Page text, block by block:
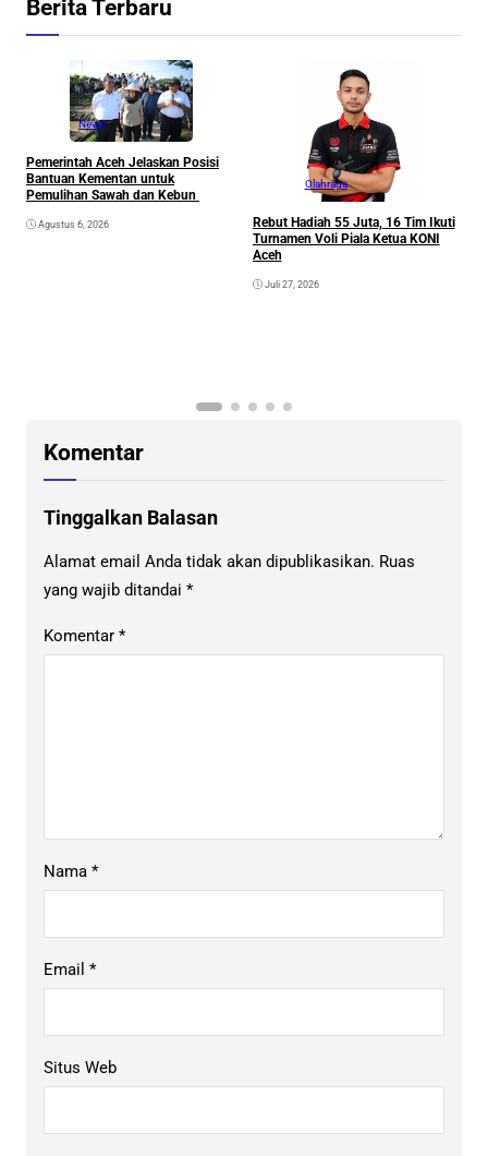
Berita Terbaru
News
Pemerintah Aceh Jelaskan Posisi
Bantuan Kementan untuk
Pemulihan Sawah dan Kebun
Agustus 6, 2026
Olahraga
Rebut Hadiah 55 Juta, 16 Tim Ikuti
Turnamen Voli Piala Ketua KONI
Aceh
Juli 27, 2026
Komentar
Tinggalkan Balasan
Alamat email Anda tidak akan dipublikasikan. Ruas
yang wajib ditandai *
Komentar *
Nama *
Email *
Situs Web